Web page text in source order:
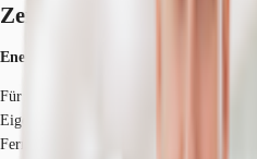
Zertifizierungen
Energieausweis
Für diese Liegenschaft liegt ein
Eigentümer/Vermieter vor. Der
Fernwärme. Der Endenergieverbrauch